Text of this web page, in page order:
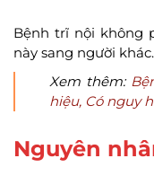
Bệnh trĩ nội không
này sang người khác.
Xem thêm:
hiệu, Có nguy
Nguyên